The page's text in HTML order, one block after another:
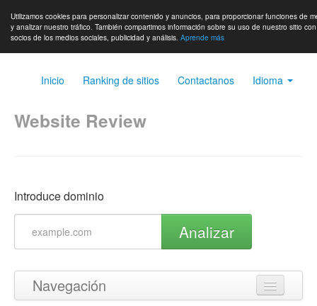
Utilizamos cookies para personalizar contenido y anuncios, para proporcionar funciones de
y analizar nuestro tráfico. También compartimos información sobre su uso de nuestro sitio
socios de los medios sociales, publicidad y análisis. Aprende más
Inicio Ranking de sitios Contactanos Idioma
Website Review
Introduce dominio
Analizar
Navegación